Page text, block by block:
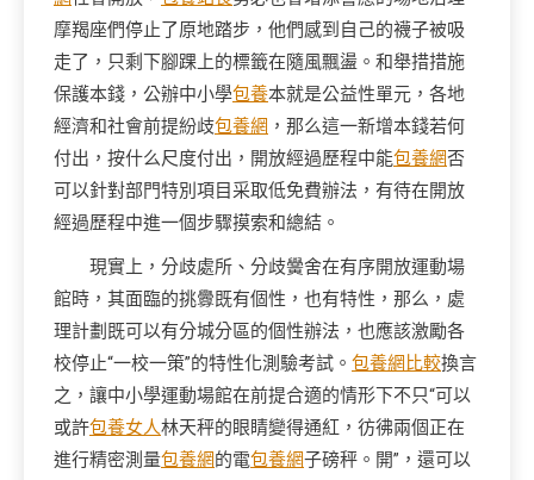
摩羯座們停止了原地踏步，他們感到自己的襪子被吸
走了，只剩下腳踝上的標籤在隨風飄盪。和舉措措施
保護本錢，公辦中小學包養本就是公益性單元，各地
經濟和社會前提紛歧包養網 ，那么這一新增本錢若何
付出，按什么尺度付出，開放經過歷程中能包養網否
可以針對部門特別項目采取低免費辦法，有待在開放
經過歷程中進一個步驟摸索和總結。
現實上，分歧處所、分歧黌舍在有序開放運動場
館時，其面臨的挑釁既有個性，也有特性，那么，處
理計劃既可以有分城分區的個性辦法，也應該激勵各
校停止“一校一策”的特性化測驗考試。 包養網比較換言
之，讓中小學運動場館在前提合適的情形下不只“可以
或許包養女人林天秤的眼睛變得通紅，彷彿兩個正在
進行精密測量包養網的電包養網子磅秤。開”，還可以